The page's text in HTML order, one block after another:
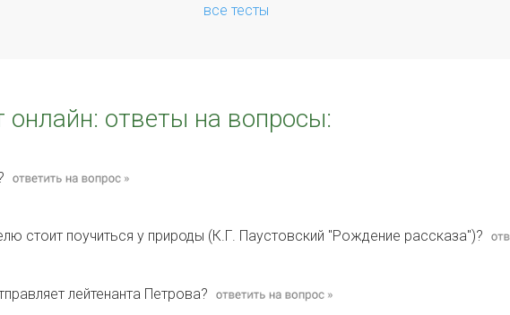
все тесты
онлайн: ответы на вопросы:
стоит поучиться у природы (К.Г. Паустовский "Рождение рассказа")?
лейтенанта Петрова?